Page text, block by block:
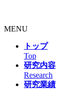
MENU
トップ
Top
研究内容
Research
研究業績